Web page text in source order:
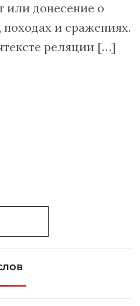
или донесение о
и сражениях.
реляции […]